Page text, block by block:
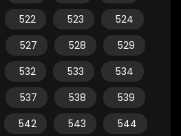
522 523
524
527 528
529
532 533
534
537 538
539
542 543
544